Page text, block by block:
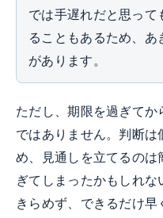
では手遅れだと思っ
ることもあるため、
があります。
ただし、期限を過ぎて
ではありません。判断
め、見通しを立てるのは
ぎてしまったかもしれ
きらめず、できるだけ